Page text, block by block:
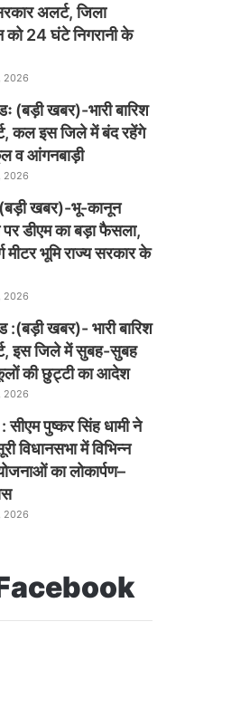
अलर्ट, जिला
को 24 घंटे निगरानी के
2026
(बड़ी खबर)-भारी बारिश
कल इस जिले में बंद रहेंगे
व आंगनबाड़ी
2026
खबर)-भू-कानून
डीएम का बड़ा फैसला,
मीटर भूमि राज्य सरकार के
2026
:(बड़ी खबर)- भारी बारिश
इस जिले में सुबह-सुबह
की छुट्टी का आदेश
2026
सीएम पुष्कर सिंह धामी ने
विधानसभा में विभिन्न
का लोकार्पण–
2026